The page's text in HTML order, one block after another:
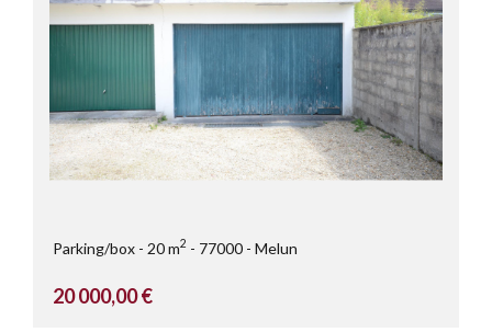
Parking/box 20 m2 77000 Melun
20 000,00 €